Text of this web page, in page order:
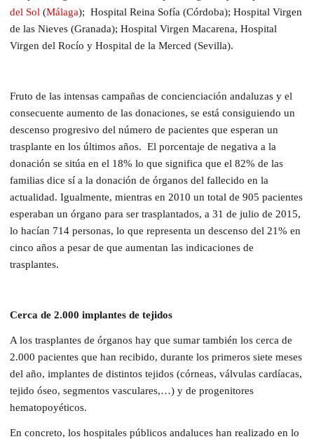
del Sol (Málaga); Hospital Reina Sofía (Córdoba); Hospital Virgen
de las Nieves (Granada); Hospital Virgen Macarena, Hospital
Virgen del Rocío y Hospital de la Merced (Sevilla).
Fruto de las intensas campañas de concienciación andaluzas y el
consecuente aumento de las donaciones, se está consiguiendo un
descenso progresivo del número de pacientes que esperan un
trasplante en los últimos años. El porcentaje de negativa a la
donación se sitúa en el 18% lo que significa que el 82% de las
familias dice sí a la donación de órganos del fallecido en la
actualidad. Igualmente, mientras en 2010 un total de 905 pacientes
esperaban un órgano para ser trasplantados, a 31 de julio de 2015,
lo hacían 714 personas, lo que representa un descenso del 21% en
cinco años a pesar de que aumentan las indicaciones de
trasplantes.
Cerca de 2.000 implantes de tejidos
A los trasplantes de órganos hay que sumar también los cerca de
2.000 pacientes que han recibido, durante los primeros siete meses
del año, implantes de distintos tejidos (córneas, válvulas cardíacas,
tejido óseo, segmentos vasculares,…) y de progenitores
hematopoyéticos.
En concreto, los hospitales públicos andaluces han realizado en lo